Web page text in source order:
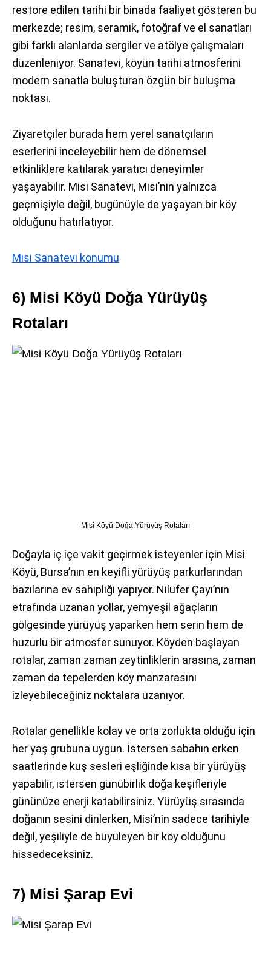
restore edilen tarihi bir binada faaliyet gösteren bu
merkezde; resim, seramik, fotoğraf ve el sanatları
gibi farklı alanlarda sergiler ve atölye çalışmaları
düzenleniyor. Sanatevi, köyün tarihi atmosferini
modern sanatla buluşturan özgün bir buluşma
noktası.
Ziyaretçiler burada hem yerel sanatçıların
eserlerini inceleyebilir hem de dönemsel
etkinliklere katılarak yaratıcı deneyimler
yaşayabilir. Misi Sanatevi, Misi’nin yalnızca
geçmişiyle değil, bugünüyle de yaşayan bir köy
olduğunu hatırlatıyor.
Misi Sanatevi konumu
6) Misi Köyü Doğa Yürüyüş
Rotaları
Misi Köyü Doğa Yürüyüş Rotaları
Doğayla iç içe vakit geçirmek isteyenler için Misi
Köyü, Bursa’nın en keyifli yürüyüş parkurlarından
bazılarına ev sahipliği yapıyor. Nilüfer Çayı’nın
etrafında uzanan yollar, yemyeşil ağaçların
gölgesinde yürüyüş yaparken hem serin hem de
huzurlu bir atmosfer sunuyor. Köyden başlayan
rotalar, zaman zaman zeytinliklerin arasına, zaman
zaman da tepelerden köy manzarasını
izleyebileceğiniz noktalara uzanıyor.
Rotalar genellikle kolay ve orta zorlukta olduğu için
her yaş grubuna uygun. İstersen sabahın erken
saatlerinde kuş sesleri eşliğinde kısa bir yürüyüş
yapabilir, istersen günübirlik doğa keşifleriyle
gününüze enerji katabilirsiniz. Yürüyüş sırasında
doğanın sesini dinlerken, Misi’nin sadece tarihiyle
değil, yeşiliyle de büyüleyen bir köy olduğunu
hissedeceksiniz.
7) Misi Şarap Evi